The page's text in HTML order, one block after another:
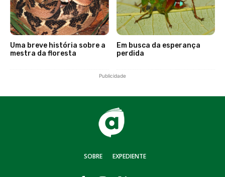
Uma breve história sobre a
mestra da floresta
Em busca da esperança
perdida
Publicidade
SOBRE EXPEDIENTE